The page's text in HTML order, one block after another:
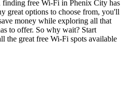
finding free Wi-Fi in Phenix City has
great options to choose from, you'll
money while exploring all that
to offer. So why wait? Start
the great free Wi-Fi spots available